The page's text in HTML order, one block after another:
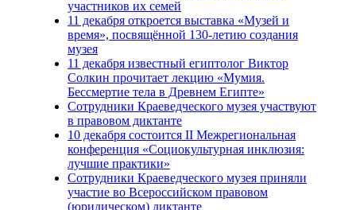
участников их семей
11 декабря откроется выставка «Музей и
время», посвящённой 130-летию создания
музея
11 декабря известный египтолог Виктор
Солкин прочитает лекцию «Мумия.
Бессмертие тела в Древнем Египте»
Сотрудники Краеведческого музея участвуют
в правовом диктанте
10 декабря состоится II Межрегиональная
конференция «Cоциокультурная инклюзия:
лучшие практики»
Сотрудники Краеведческого музея приняли
участие во Всероссийском правовом
(юридическом) диктанте